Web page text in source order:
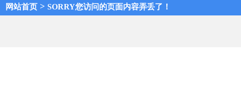
网站首页 > SORRY您访问的页面内容弄丢了！